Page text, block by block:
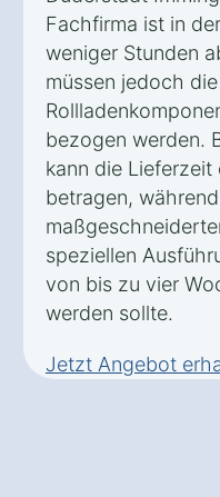
Fachfirma ist in
weniger Stunden
müssen jedoch die
bezogen werden.
kann die
betragen,
speziellen
von bis zu vier
werden sollte.
Jetzt Angebot